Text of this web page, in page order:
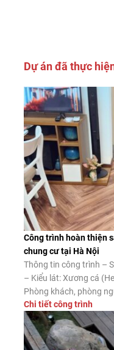
Dự án đã thực
Công trình hoàn thiện
chung cư tại Hà Nội
Thông tin công trình –
– Kiểu lát: Xương cá
Phòng khách, phòng
thi công: Sàn Đẹp Ưu
Teka A05 Ngoài vẻ đẹp
Chi tiết công trình